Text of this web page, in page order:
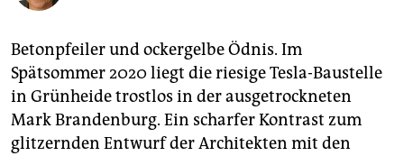
fragen & hilfe
unterstützen
abo
genossenschaft
Betonpfeiler und ockergelbe Ödnis. Im
Spätsommer 2020 liegt die riesige Tesla-Baustelle
in Grünheide trostlos in der ausgetrockneten
Mark Brandenburg. Ein scharfer Kontrast zum
glitzernden Entwurf der Architekten mit den